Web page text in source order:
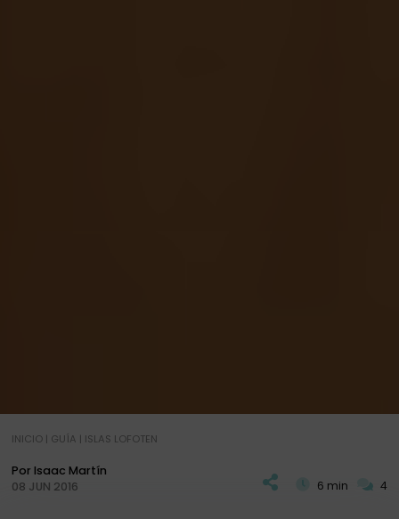
INICIO| GUÍA | ISLAS LOFOTEN
Por Isaac Martín
08 JUN 2016
6 min 4